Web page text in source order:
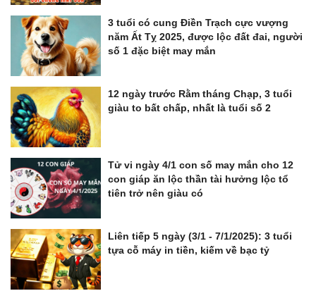
3 tuổi có cung Điền Trạch cực vượng
năm Ất Tỵ 2025, được lộc đất đai, người
số 1 đặc biệt may mắn
12 ngày trước Rằm tháng Chạp, 3 tuổi
giàu to bất chấp, nhất là tuổi số 2
Tử vi ngày 4/1 con số may mắn cho 12
con giáp ăn lộc thần tài hưởng lộc tổ
tiên trở nên giàu có
Liên tiếp 5 ngày (3/1 - 7/1/2025): 3 tuổi
tựa cỗ máy in tiền, kiếm về bạc tỷ